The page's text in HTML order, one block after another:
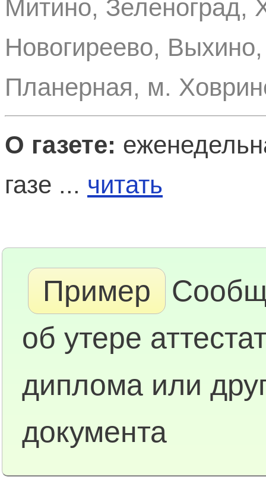
Митино, Зеленоград,
Новогиреево,
Планерная, м.
О газете:
газе ... читать
Пример
об утере
диплома или
документа